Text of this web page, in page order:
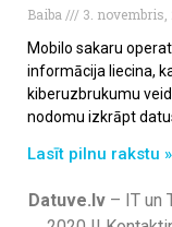
Baiba
3. novembris,
Mobilo sakaru
informācija liecina,
kiberuzbrukumu
nodomu izkrāpt
Lasīt pilnu rakstu »
Datuve.lv– IT un